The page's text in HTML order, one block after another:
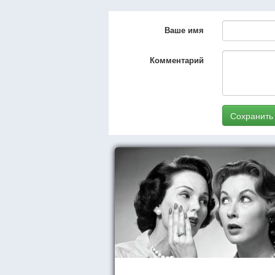
Ваше имя
Комментарий
Сохранить